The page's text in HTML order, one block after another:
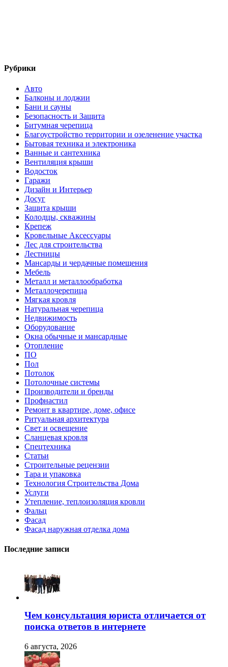
Рубрики
Авто
Балконы и лоджии
Бани и сауны
Безопасность и Защита
Битумная черепица
Благоустройство территории и озеленение участка
Бытовая техника и электроника
Ванные и сантехника
Вентиляция крыши
Водосток
Гаражи
Дизайн и Интерьер
Досуг
Защита крыши
Колодцы, скважины
Крепеж
Кровельные Аксессуары
Лес для строительства
Лестницы
Мансарды и чердачные помещения
Мебель
Металл и металлообработка
Металлочерепица
Мягкая кровля
Натуральная черепица
Недвижимость
Оборудование
Окна обычные и мансардные
Отопление
ПО
Пол
Потолок
Потолочные системы
Производители и бренды
Профнастил
Ремонт в квартире, доме, офисе
Ритуальная архитектура
Свет и освещение
Сланцевая кровля
Спецтехника
Статьи
Строительные рецензии
Тара и упаковка
Технология Строительства Дома
Услуги
Утепление, теплоизоляция кровли
Фальц
Фасад
Фасад наружная отделка дома
Последние записи
Чем консультация юриста отличается от
поиска ответов в интернете
6 августа, 2026